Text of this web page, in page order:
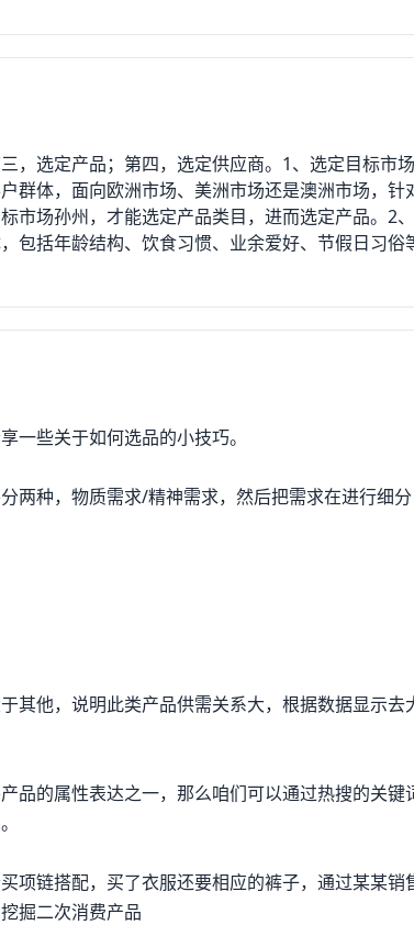
，选定产品；第四，选定供应商。1、选定目标市
群体，面向欧洲市场、美洲市场还是澳洲市场，针
市场孙州，才能选定产品类目，进而选定产品。2
包括年龄结构、饮食习惯、业余爱好、节假日习俗
这种方式比较省时省力，但也永远只能跟在别人身
目标市场的了解和精准的分析，这种方式所冒的风
方式相结合，那就更好了。4、选定供应商：确定了
系的肯定是国内的供应商。而国内的供应商多如牛
为质量问题而产生纠纷进而影响店铺信誉，也要避
选择一家，至少要有一家备用，避免一旦订单量骤
品，优势的价格，符合跨境销售特性，满足目标海
一些关于如何选品的小技巧。
两种，物质需求/精神需求，然后把需求在进行细
其他，说明此类产品供需关系大，根据数据显示去
品的属性表达之一，那么咱们可以通过热搜的关键
项链搭配，买了衣服还要相应的裤子，通过某某销
掘二次消费产品